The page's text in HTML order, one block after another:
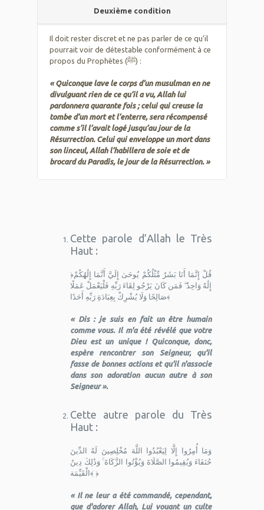
Deuxième condition
Il doit rester discret et ne pas parler de ce qu’il
pourrait voir de détestable conformément à ce
propos du Prophètes (ﷺ) :
« Quiconque lave le corps d’un musulman en ne
divulguant rien de ce qu’il a vu, Allah lui
pardonnera quarante fois ; celui qui creuse la
tombe d’un mort et l’enterre, sera récompensé
comme s’il l’avait logé jusqu’au jour de la
Résurrection. Celui qui enveloppe un mort dans
son linceul, Allah l’habillera de soie et de
brocard du Paradis, le jour de la Résurrection. »
Cette parole d’Allah le Très
Haut :
﴿قُلْ إِنَّمَا أَنَا بَشَرٌ مِّثْلُكُمْ يُوحَىٰ إِلَيَّ أَنَّمَا إِلَٰهُكُمْ
إِلَٰهٌ وَاحِدٌ ۖ فَمَن كَانَ يَرْجُو لِقَاءَ رَبِّهِ فَلْيَعْمَلْ عَمَلًا
صَالِحًا وَلَا يُشْرِكْ بِعِبَادَةِ رَبِّهِ أَحَدًا﴾
« Dis : je suis en fait un être humain
comme vous. Il m'a été révélé que votre
Dieu est un unique ! Quiconque, donc,
espère rencontrer son Seigneur, qu'il
fasse de bonnes actions et qu'il n'associe
dans son adoration aucun autre à son
Seigneur ».
Cette autre parole du Très
Haut :
وَمَا أُمِرُوا إِلَّا لِيَعْبُدُوا اللَّهَ مُخْلِصِينَ لَهُ الدِّينَ
حُنَفَاءَ وَيُقِيمُوا الصَّلَاةَ وَيُؤْتُوا الزَّكَاةَ ۚ وَذَٰلِكَ دِينُ
الْقَيِّمَة﴾ ﴿
« Il ne leur a été commandé, cependant,
que d'adorer Allah, Lui vouant un culte